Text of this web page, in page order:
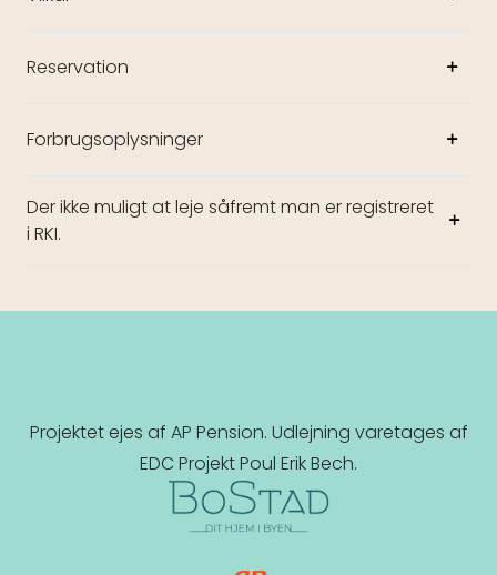
Reservation
Forbrugsoplysninger
Der ikke muligt at leje såfremt man er registreret
i RKI.
Projektet ejes af AP Pension. Udlejning varetages af
EDC Projekt Poul Erik Bech.